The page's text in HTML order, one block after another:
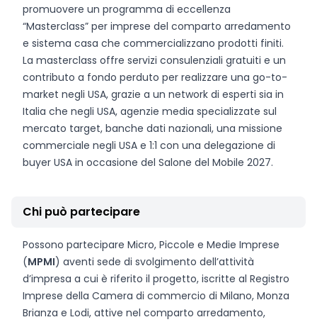
promuovere un programma di eccellenza
“Masterclass” per imprese del comparto arredamento
e sistema casa che commercializzano prodotti finiti.
La masterclass offre servizi consulenziali gratuiti e un
contributo a fondo perduto per realizzare una go-to-
market negli USA, grazie a un network di esperti sia in
Italia che negli USA, agenzie media specializzate sul
mercato target, banche dati nazionali, una missione
commerciale negli USA e 1:1 con una delegazione di
buyer USA in occasione del Salone del Mobile 2027.
Chi può partecipare
Possono partecipare Micro, Piccole e Medie Imprese
(MPMI) aventi sede di svolgimento dell’attività
d’impresa a cui è riferito il progetto, iscritte al Registro
Imprese della Camera di commercio di Milano, Monza
Brianza e Lodi, attive nel comparto arredamento,